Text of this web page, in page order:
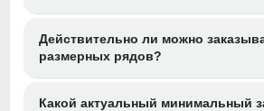
Действительно ли можно
размерных рядов?
Какой актуальный минимальный